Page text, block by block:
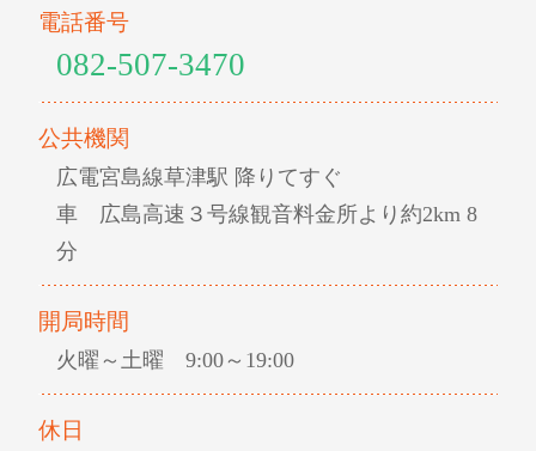
電話番号
082-507-3470
公共機関
広電宮島線草津駅 降りてすぐ
車 広島高速３号線観音料金所より約2km 8
分
開局時間
火曜～土曜 9:00～19:00
休日